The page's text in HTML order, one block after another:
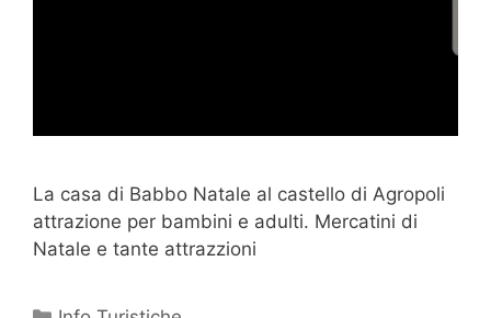
La casa di Babbo Natale al castello di Agropoli
attrazione per bambini e adulti. Mercatini di
Natale e tante attrazzioni